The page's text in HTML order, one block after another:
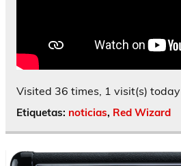
Visited 36 times, 1 visit(s) today
Etiquetas: noticias, Red Wizard